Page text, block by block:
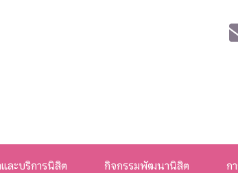
ละบริการนิสิต กิจกรรมพัฒนานิสิต ก